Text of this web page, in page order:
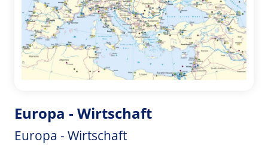
Europa - Wirtschaft
Europa - Wirtschaft